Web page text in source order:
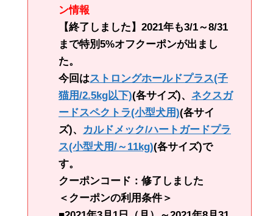
ン情報
【終了しました】2021年も3/1～8/31
まで特別5%オフクーポンが出まし
た。
今回はストロングホールドプラス(子
猫用/2.5kg以下)(各サイズ)、 ネクスガ
ードスペクトラ(小型犬用)(各サイ
ズ)、
カルドメック/ハートガードプラ
ス(小型犬用/～11kg)(各サイズ)で
す。
クーポンコード：修了しました
＜クーポンの利用条件＞